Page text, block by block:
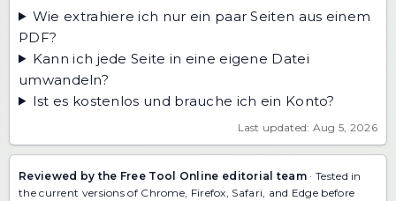
Wie extrahiere ich nur ein paar Seiten aus einem
PDF?
Kann ich jede Seite in eine eigene Datei
umwandeln?
Ist es kostenlos und brauche ich ein Konto?
Last updated: Aug 5, 2026
Reviewed by the Free Tool Online editorial team · Tested in
the current versions of Chrome, Firefox, Safari, and Edge before